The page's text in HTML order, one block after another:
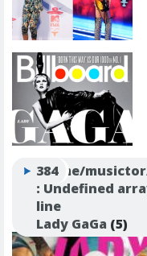
Tutte le news
Warning
: Undefined
/home/
line
384
Lady GaGa (5)
ALBUM